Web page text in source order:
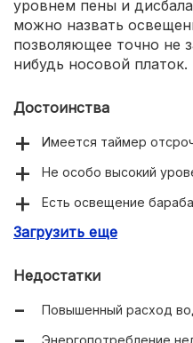
уровнем пены и
можно назвать
позволяющее точно не
нибудь носовой платок.
Достоинства
Имеется таймер
Не особо высокий
Есть освещение
Большое количество
Есть защита от детей и
Огромная
Загрузить еще
Недостатки
Повышенный расход
Энергопотребление